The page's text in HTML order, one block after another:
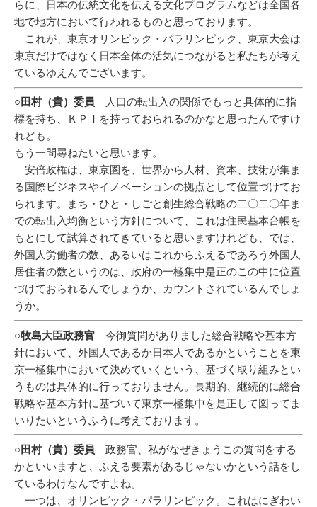
らに、日本の伝統文化を伝える文化プログラムなどは全国各
地で地方において行われるものと思っております。
これが、東京オリンピック・パラリンピック、東京大会は
東京だけではなく日本全体の活気につながると私たちが考え
ているゆえんでございます。
○田村（貴）委員 人口の転出入の関係でもっと具体的に指
標を持ち、ＫＰＩを持っておられるのかなと思ったんですけ
れども。
もう一問尋ねたいと思います。
安倍政権は、東京圏を、世界から人材、資本、技術が集ま
る国際ビジネスやイノベーションの拠点として位置づけてお
られます。まち・ひと・しごと創生総合戦略の二〇二〇年ま
での転出入均衡という方針について、これは住民基本台帳を
もとにして試算されてきていると思いますけれども、では、
外国人労働者の数、あるいはこれからふえるであろう外国人
居住者の数というのは、政府の一極集中是正のこの中に位置
づけておられるんでしょうか、カウントされているんでしょ
うか。
○牧島大臣政務官 今御質問がありました総合戦略や基本方
針において、外国人であるか日本人であるかということを東
京一極集中において決めていくという、基づく取り組みとい
うものは具体的に行っておりません。長期的、継続的に総合
戦略や基本方針に基づいて東京一極集中を是正して図ってま
いりたいというふうに考えております。
○田村（貴）委員 政務官、私がなぜきょうこの質問をする
かといいますと、ふえる要素があるじゃないかという話をし
ているわけなんですよね。
一つは、オリンピック・パラリンピック。これはにぎわい